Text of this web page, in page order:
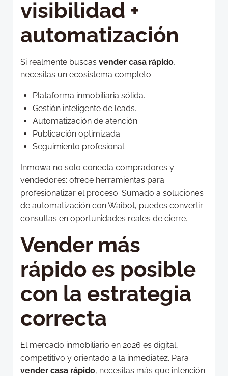
visibilidad +
automatización
Si realmente buscas vender casa rápido,
necesitas un ecosistema completo:
Plataforma inmobiliaria sólida.
Gestión inteligente de leads.
Automatización de atención.
Publicación optimizada.
Seguimiento profesional.
Inmowa no solo conecta compradores y
vendedores; ofrece herramientas para
profesionalizar el proceso. Sumado a soluciones
de automatización con Waibot, puedes convertir
consultas en oportunidades reales de cierre.
Vender más
rápido es posible
con la estrategia
correcta
El mercado inmobiliario en 2026 es digital,
competitivo y orientado a la inmediatez. Para
vender casa rápido, necesitas más que intención: